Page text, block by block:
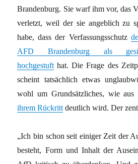
Brandenburg. Sie warf ihm vor, das
verletzt, weil der sie angeblich zu
habe, dass der Verfassungsschutz
AFD Brandenburg als
hochgestuft hat. Die Frage des
scheint tatsächlich etwas
wohl um Grundsätzliches, wie aus
ihrem Rückritt deutlich wird. Der
„Ich bin schon seit einiger Zeit der
besteht, Form und Inhalt der